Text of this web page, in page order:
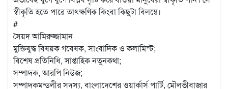
স্বীকৃতি হতে পারে তাৎক্ষণিক কিংবা কিছুটা বিলম্বে।
#
সৈয়দ আমিরুজ্জামান
মুক্তিযুদ্ধ বিষয়ক গবেষক, সাংবাদিক ও কলামিস্ট;
বিশেষ প্রতিনিধি, সাপ্তাহিক নতুনকথা;
সম্পাদক, আরপি নিউজ;
সম্পাদকমন্ডলীর সদস্য, বাংলাদেশের ওয়ার্কার্স পার্টি, মৌলভীবাজার